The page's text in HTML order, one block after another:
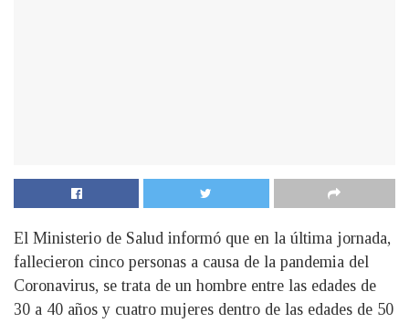
El Ministerio de Salud informó que en la última jornada,
fallecieron cinco personas a causa de la pandemia del
Coronavirus, se trata de un hombre entre las edades de
30 a 40 años y cuatro mujeres dentro de las edades de 50